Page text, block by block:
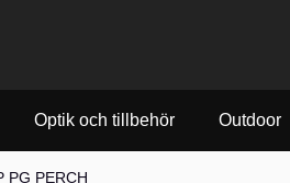
Optik och tillbehör Outdoor
PG PERCH